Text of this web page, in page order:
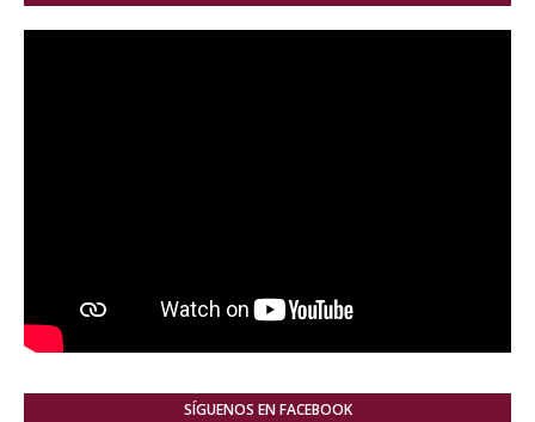
SÍGUENOS EN FACEBOOK